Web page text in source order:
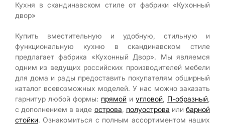
Кухня в скандинавском стиле от фабрики «Кухонный
двор»
Купить вместительную и удобную, стильную и
функциональную кухню в скандинавском стиле
предлагает фабрика «Кухонный Двор». Мы являемся
одним из ведущих российских производителей мебели
для дома и рады предоставить покупателям обширный
каталог всевозможных моделей. У нас можно заказать
гарнитур любой формы: прямой и угловой П-образный
с дополнением в виде острова полуострова илибарной
стойки. Ознакомиться с полным ассортиментом наших